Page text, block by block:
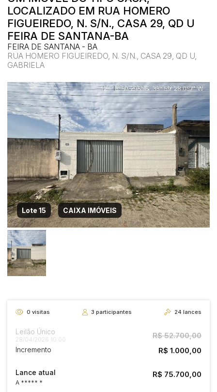
LOCALIZADO EM RUA HOMERO
FIGUEIREDO, N. S/N., CASA 29, QD U
FEIRA DE SANTANA-BA
FEIRA DE SANTANA - BA
RUA HOMERO FIGUEIREDO, N. S/N., CASA 29, QD U,
GABRIELA
Lote 15 CAIXA IMÓVEIS
0 visitas 3 participantes 24 lances
Leilão Único
28/04/2026 10:00 R$ 52.700,00
Incremento R$ 1.000,00
Lance atual
A ***** *
R$ 75.700,00